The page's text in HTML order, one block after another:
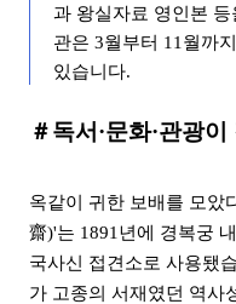
과 왕실자료 영인본
관은 3월부터 11월까
있습니다.
＃독서·문화·관광
옥같이 귀한 보배를 모았
齋)'는 1891년에 경복궁
국사신 접견소로 사용됐
가 고종의 서재였던 역사